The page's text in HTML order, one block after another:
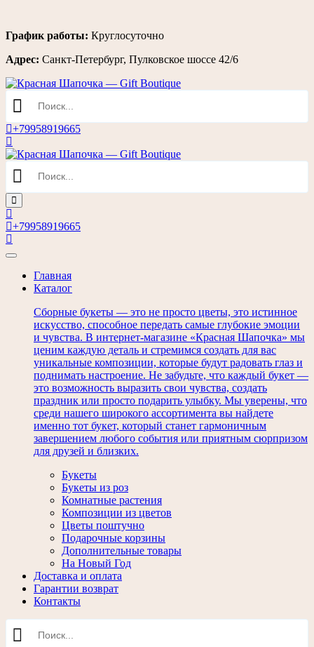
Перейти
содержимому
График работы: Круглосуточно
Адрес: Санкт-Петербург, Пулковское шоссе 42/6
+79958919665
+79958919665
Главная
Каталог
Сборные букеты — это не просто цветы, это истинное
искусство, способное передать самые глубокие эмоции
и чувства. В интернет-магазине «Красная Шапочка» мы
ценим каждую деталь и стремимся создать для вас
уникальные композиции, которые будут радовать глаз и
поднимать настроение. Не забудьте, что каждый букет —
это возможность выразить свои чувства, создать
праздник или просто подарить улыбку. Мы уверены, что
среди нашего широкого ассортимента вы найдете
именно тот букет, который станет гармоничным
завершением любого события или приятным сюрпризом
для друзей и близких.
Букеты
Букеты из роз
Комнатные растения
Композиции из цветов
Цветы поштучно
Подарочные корзины
Дополнительные товары
На Новый Год
Доставка и оплата
Гарантии возврат
Контакты